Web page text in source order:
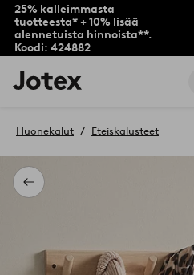
25% kalleimmasta
tuotteesta* + 10% lisää
alennetuista hinnoista**.
Koodi: 424882
Jotex-
logo
aloitussivulle
Takaisin
Huonekalut Eteiskalusteet